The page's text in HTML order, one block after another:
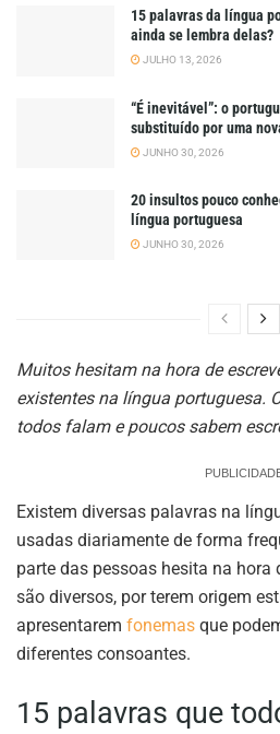
15 palavras da língua
ainda se lembra delas?
JULHO 13, 2026
“É inevitável”: o
substituído por uma
JUNHO 30, 2026
20 insultos pouco
língua portuguesa
JUNHO 30, 2026
Muitos hesitam na hora de
existentes na língua portuguesa.
todos falam e poucos sabem
Existem diversas palavras na
usadas diariamente de forma
parte das pessoas hesita na hora
são diversos, por terem origem
apresentarem fonemas que
diferentes consoantes.
15 palavras que